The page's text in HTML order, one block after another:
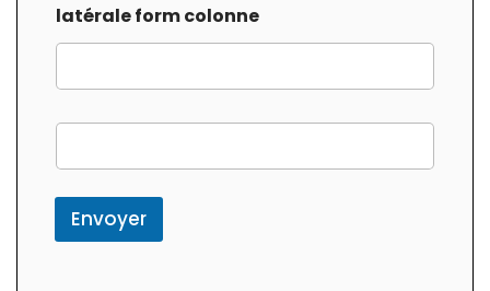
latérale form colonne
f
r
m
o
Envoyer